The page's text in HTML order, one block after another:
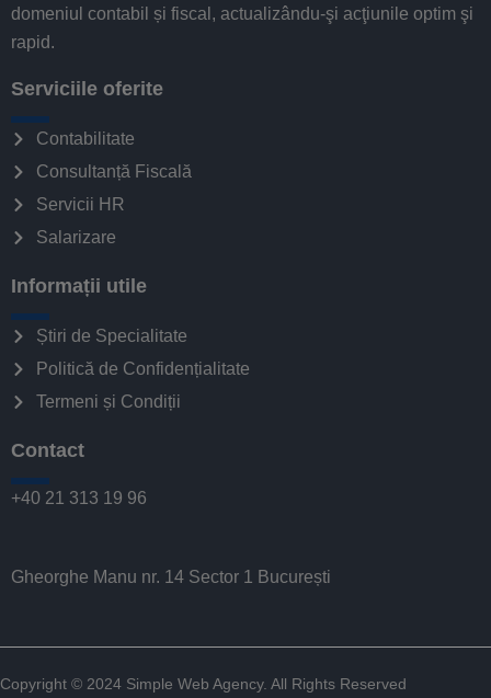
domeniul contabil și fiscal, actualizându-şi acţiunile optim şi
rapid.
Serviciile oferite
Contabilitate
Consultanță Fiscală
Servicii HR
Salarizare
Informații utile
Știri de Specialitate
Politică de Confidențialitate
Termeni și Condiții
Contact
+40 21 313 19 96
Gheorghe Manu nr. 14 Sector 1 București
Copyright © 2024 Simple Web Agency. All Rights Reserved